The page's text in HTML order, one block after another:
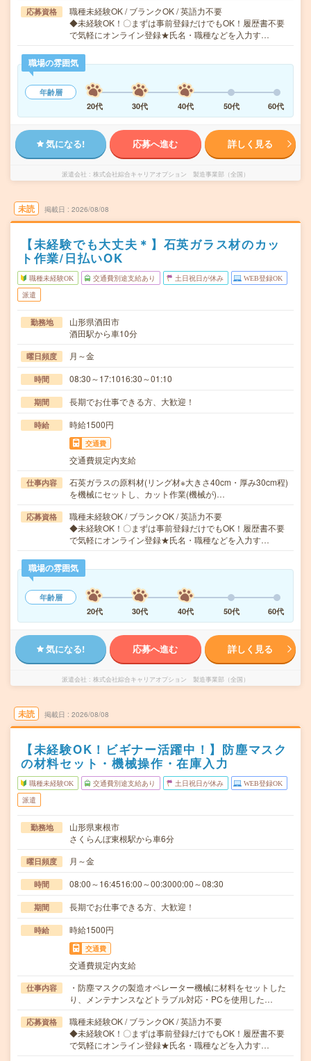
応募資格
職種未経験OK / ブランクOK / 英語力不要
◆未経験OK！〇まずは事前登録だけでもOK！履歴書不要
で気軽にオンライン登録★氏名・職種などを入力す…
職場の雰囲気
年齢層
20代
30代 40代 50代 60代
気になる! 応募へ進む 詳しく見る
派遣会社 株式会社綜合キャリアオプション 製造事業部（全国）
未読 掲載日 2026/08/08
【未経験でも大丈夫＊】石英ガラス材のカッ
ト作業/日払いOK
職種未経験OK 交通費別途支給あり 土日祝日が休み WEB登録OK
派遣
勤務地
山形県酒田市
酒田駅から車10分
曜日頻度 月～金
時間 08:30～17:1016:30～01:10
期間 長期でお仕事できる方、大歓迎！
時給 時給1500円
交通費
交通費規定内支給
仕事内容
石英ガラスの原料材(リング材※大きさ40cm・厚み30cm程)
を機械にセットし、カット作業(機械が)…
応募資格
職種未経験OK / ブランクOK / 英語力不要
◆未経験OK！〇まずは事前登録だけでもOK！履歴書不要
で気軽にオンライン登録★氏名・職種などを入力す…
職場の雰囲気
年齢層
20代
30代 40代 50代 60代
気になる! 応募へ進む 詳しく見る
派遣会社 株式会社綜合キャリアオプション 製造事業部（全国）
未読 掲載日 2026/08/08
【未経験OK！ビギナー活躍中！】防塵マスク
の材料セット・機械操作・在庫入力
職種未経験OK 交通費別途支給あり 土日祝日が休み WEB登録OK
派遣
勤務地
山形県東根市
さくらんぼ東根駅から車6分
曜日頻度 月～金
時間 08:00～16:4516:00～00:3000:00～08:30
期間 長期でお仕事できる方、大歓迎！
時給 時給1500円
交通費
交通費規定内支給
仕事内容
・防塵マスクの製造オペレーター機械に材料をセットした
り、メンテナンスなどトラブル対応・PCを使用した…
応募資格
職種未経験OK / ブランクOK / 英語力不要
◆未経験OK！〇まずは事前登録だけでもOK！履歴書不要
で気軽にオンライン登録★氏名・職種などを入力す…